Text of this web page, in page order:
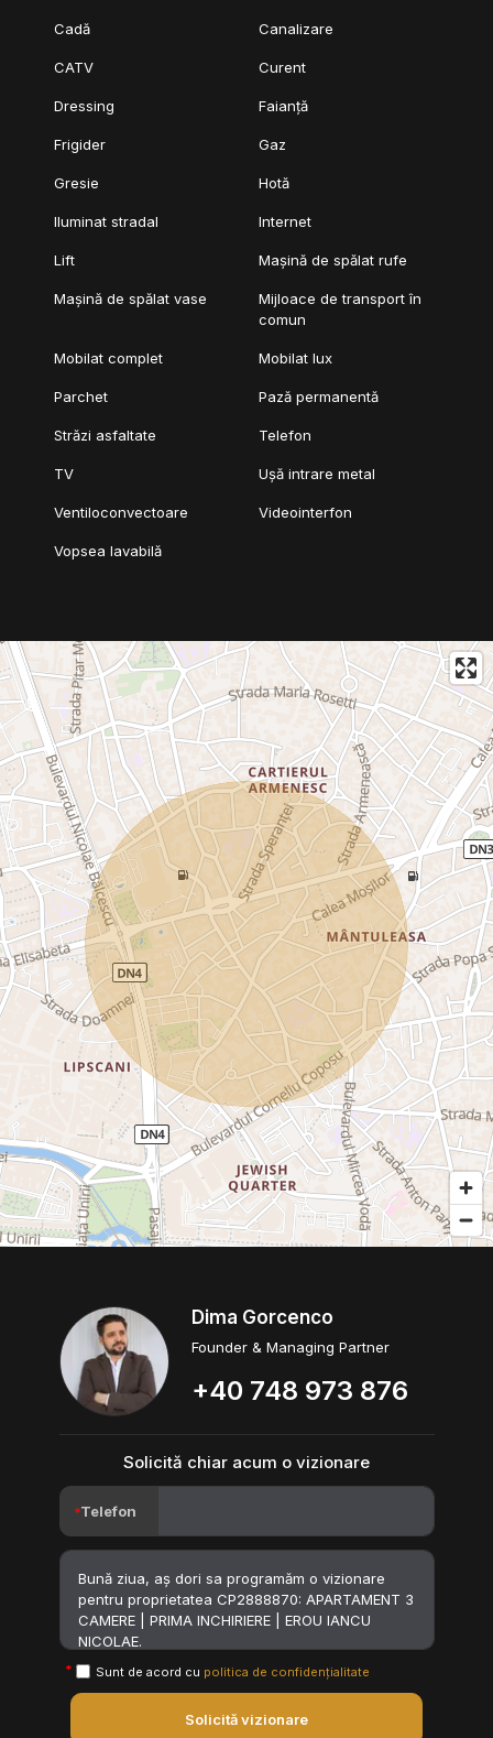
Cadă Canalizare
CATV Curent
Dressing Faianță
Frigider Gaz
Gresie Hotă
Iluminat stradal Internet
Lift Mașină de spălat rufe
Mașină de spălat vase
Mijloace de transport în
comun
Mobilat complet Mobilat lux
Parchet Pază permanentă
Străzi asfaltate Telefon
TV Ușă intrare metal
Ventiloconvectoare Videointerfon
Vopsea lavabilă
Dima Gorcenco
Founder & Managing Partner
+40 748 973 876
Solicită chiar acum o vizionare
Telefon
Sunt de acord cu politica de confidențialitate
Solicită vizionare